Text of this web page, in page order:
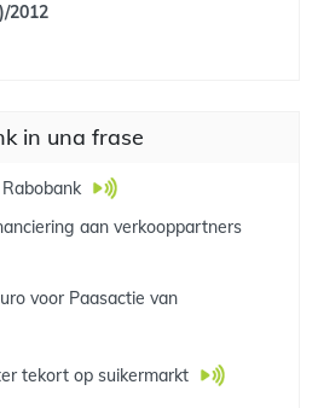
2012
in una frase
aan verkooppartners
voor Paasactie van
tekort op suikermarkt